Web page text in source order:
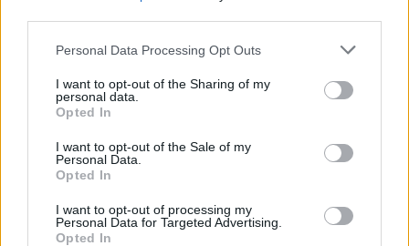
Personal Data Processing Opt Outs
I want to opt-out of the Sharing of my
personal data.
Opted In
I want to opt-out of the Sale of my
Personal Data.
Opted In
I want to opt-out of processing my
Personal Data for Targeted Advertising.
Opted In
rechtfertigen wollen, weil sie Jamie anscheinend
gemobbt habe – diese Szenarien sind ein schmerzhaft
Vielleicht müssen wir uns mit einem „besser spät als nie“
mal gestreamte Serie tatsächlich dazu beitragen kann,
die zunehmende Misogynie heranwachsender Jungs zu
bremsen und eine fruchtbare Diskussion rund um
Männlichkeit anzuregen.